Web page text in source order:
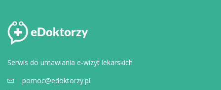
Serwis do umawiania e-wizyt lekarskich
pomoc@edoktorzy.pl